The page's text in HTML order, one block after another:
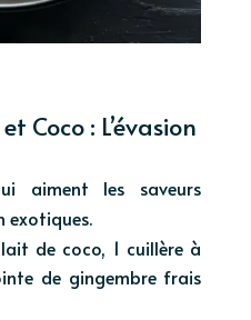
Coco : L’évasion
aiment les saveurs
exotiques.
de coco, 1 cuillère à
de gingembre frais